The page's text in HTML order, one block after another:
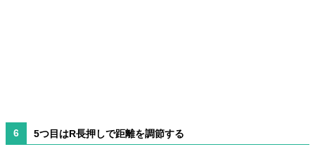
5つ目はR長押しで距離を調節する